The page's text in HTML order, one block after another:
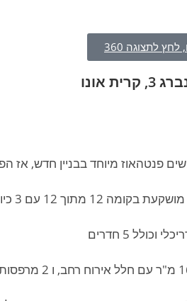
לתצוגה 360
אונו
פנטהאוז מיוחד בבניין חדש, אז
12 מתוך 12 עם 3 כיווני אויר
וכולל 5 חדרים